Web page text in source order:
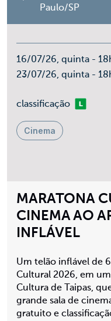
MARATONA
CINEMA AO
INFLÁVEL
Um telão inflável de
Cultural 2026, em
Cultura de Taipas,
grande sala de
gratuito e
Paulo/SP
16/07/26, quinta -
23/07/26, quinta -
classificaçãoLivre
Cinema